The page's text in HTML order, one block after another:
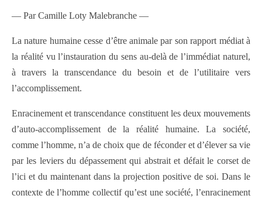
— Par Camille Loty Malebranche —
La nature humaine cesse d’être animale par son rapport médiat à
la réalité vu l’instauration du sens au-delà de l’immédiat naturel,
à travers la transcendance du besoin et de l’utilitaire vers
l’accomplissement.
Enracinement et transcendance constituent les deux mouvements
d’auto-accomplissement de la réalité humaine. La société,
comme l’homme, n’a de choix que de féconder et d’élever sa vie
par les leviers du dépassement qui abstrait et défait le corset de
l’ici et du maintenant dans la projection positive de soi. Dans le
contexte de l’homme collectif qu’est une société, l’enracinement